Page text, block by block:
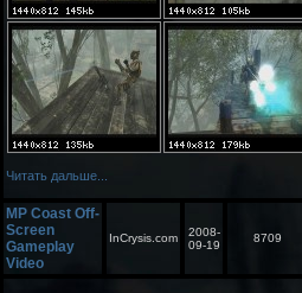
Читать дальше...
MP Coast Off-
Screen
Gameplay
Video
InCrysis.com
2008-
09-19
8709